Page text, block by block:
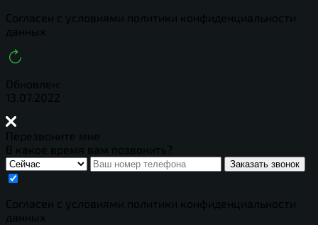
Cогласен с условиями политики конфиденциальности
данных
Обновлен:
13.07.2022
Перезвоните мне
В какое время вам позвонить?
Заказать звонок
Cогласен с условиями политики конфиденциальности
данных